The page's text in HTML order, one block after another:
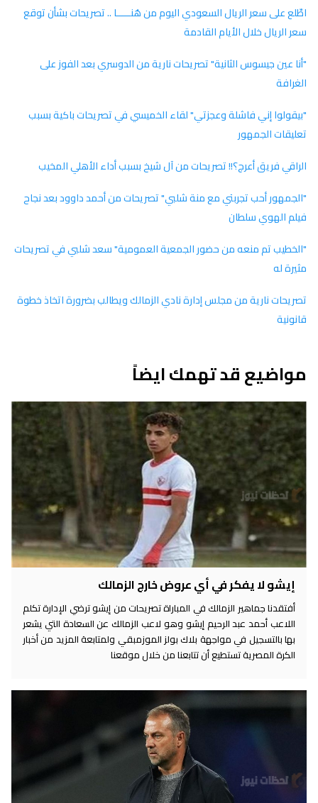
اطّلع على سعر الريال السعودي اليوم من هُنـــــا .. تصريحات بشأن توقع
سعر الريال خلال الأيام القادمة
"أنا عين جيسوس الثانية" تصريحات نارية من الدوسري بعد الفوز على
الغرافة
"بيقولوا إني فاشلة وعجزتي" لقاء الخميسي في تصريحات باكية بسبب
تعليقات الجمهور
الراقي فريق أعرج؟!! تصريحات من آل شيخ بسبب أداء الأهلي المخيب
"الجمهور أحب تجربتي مع منة شلبي" تصريحات من أحمد داوود بعد نجاح
فيلم الهوي سلطان
"الخطيب تم منعه من حضور الجمعية العمومية" سعد شلبي في تصريحات
مثيرة له
تصريحات نارية من مجلس إدارة نادي الزمالك ويطالب بضرورة اتخاذ خطوة
قانونية
مواضيع قد تهمك ايضاً
إيشو لا يفكر في أي عروض خارج الزمالك
أفتقدنا جماهير الزمالك في المباراة تصريحات من إيشو ترضي الإدارة تكلم
اللاعب أحمد عبد الرحيم إيشو وهو لاعب الزمالك عن السعادة التي يشعر
بها بالتسجيل في مواجهة بلاك بولز الموزمبقي ولمتابعة المزيد من أخبار
الكرة المصرية تستطيع أن تتابعنا من خلال موقعنا